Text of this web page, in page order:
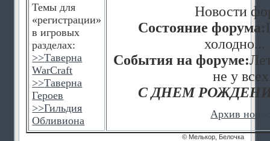
Темы для
«регистрации»
в игровых
разделах:
>>Таверна
WarCraft
>>Таверна
Героев
>>Гильдия
Обливиона
Новости
Состояние форума:
События на форуме:
не у
С ДНЕМ
Архив
© Мелькор, Белочка